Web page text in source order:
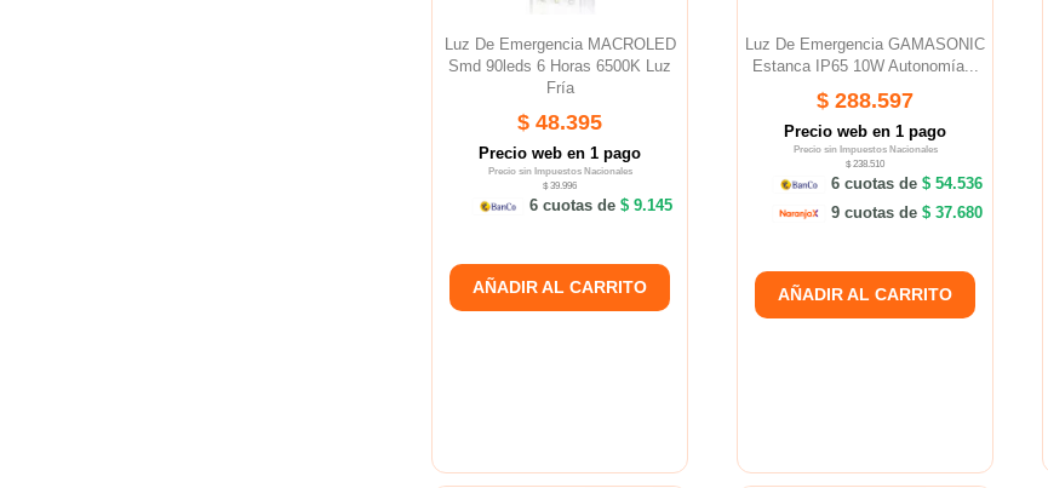
Luz De Emergencia MACROLED
Smd 90leds 6 Horas 6500K Luz
Fría
$ 48.395
Precio web en 1 pago
Precio sin Impuestos Nacionales
$ 39.996
6 cuotas de$ 9.145
AÑADIR AL CARRITO
Luz De Emergencia GAMASONIC
Estanca IP65 10W Autonomía...
$ 288.597
Precio web en 1 pago
Precio sin Impuestos Nacionales
$ 238.510
6 cuotas de $ 54.536
9 cuotas de $ 37.680
AÑADIR AL CARRITO